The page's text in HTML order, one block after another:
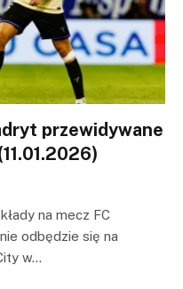
przewidywane
na mecz FC
odbędzie się na
w…